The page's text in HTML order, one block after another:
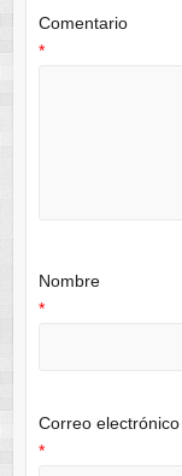
Comentario
*
Nombre
*
Correo electrónico
*